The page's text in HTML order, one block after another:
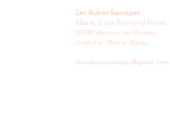
Les Aubes Sauvages
Mairie, 2 rue Raymond Finiels
07240 Vernoux-en-Vivarais
Ardèche, Rhône-Alpes
lesaubessauvages@gmail.com